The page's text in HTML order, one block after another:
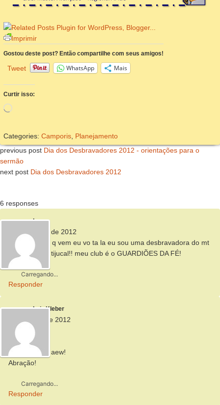
Imprimir
Gostou deste post? Então compartilhe com seus amigos!
Tweet WhatsApp Mais
Curtir isso:
Carregando...
Categories: Camporis Planejamento
previous post Dia dos Desbravadores 2012 - orientações para o
sermão
next post Dia dos Desbravadores 2012
6 responses
bruna
27 de agosto de 2012
q legal sabdo q vem eu vo ta la eu sou uma desbravadora do mt
cuiaba bairro tijucal!! meu club é o GUARDIÕES DA FÉ!
Carregando...
Responder
Luiz Kleber
20 de maio de 2012
=D
Jóia!
Vlw pela dica aew!
Abração!
Carregando...
Responder